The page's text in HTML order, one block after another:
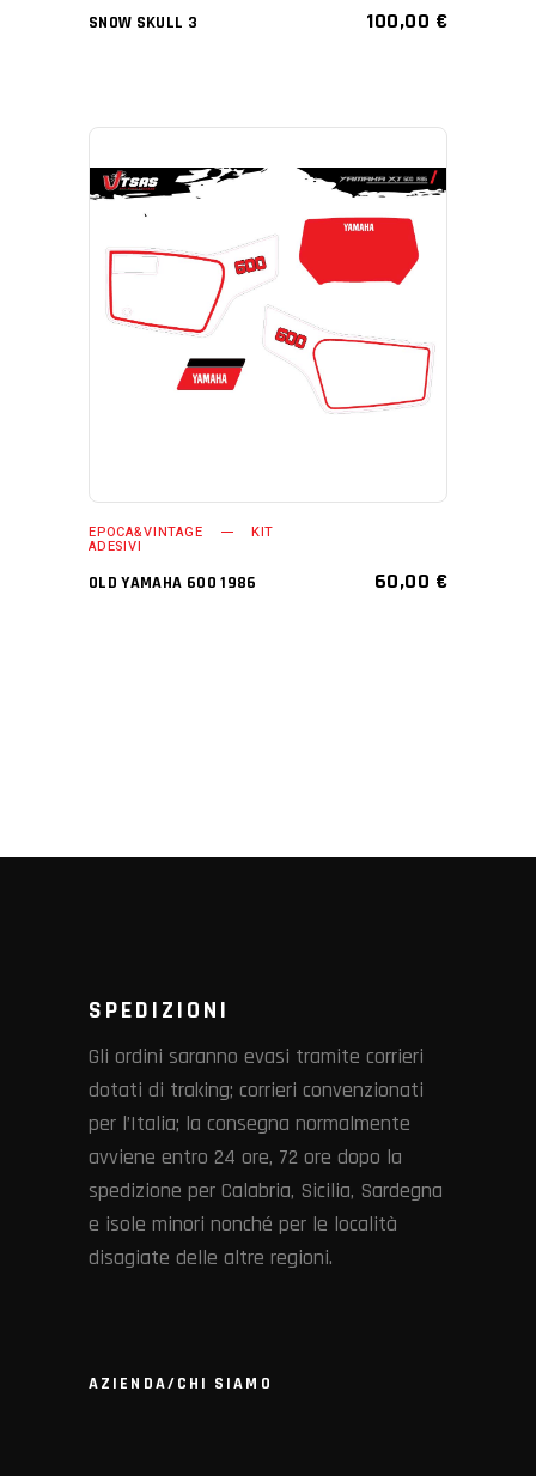
SNOW SKULL 3 100,00 €
AGGIUNGI AL CARRELLO
EPOCA&VINTAGE KIT
ADESIVI
OLD YAMAHA 600 1986 60,00 €
SPEDIZIONI
Gli ordini saranno evasi tramite corrieri
dotati di traking; corrieri convenzionati
per l’Italia; la consegna normalmente
avviene entro 24 ore, 72 ore dopo la
spedizione per Calabria, Sicilia, Sardegna
e isole minori nonché per le località
disagiate delle altre regioni.
AZIENDA/CHI SIAMO